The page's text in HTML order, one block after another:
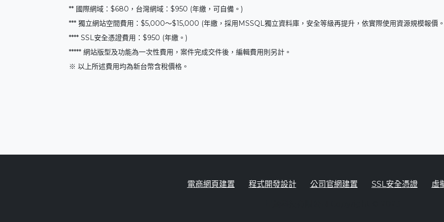
** 國際網域：$680，台灣網域：$950 (年繳，可自備。)
*** 獨立網站空間費用：$5,000～$15,000 (年繳，採用MSSQL獨立資料庫，安全等級再提升，依實際使用資源規模報價
**** SSL安全憑證費用：$950 (年繳。)
***** 網站版型及功能為一次性費用，案件完成交件後，編輯費用則另計。
※ 以上所述費用均為新台幣含稅價格。
電商網頁建置 程式開發設計 公司官網建置 SSL安全憑證 虛